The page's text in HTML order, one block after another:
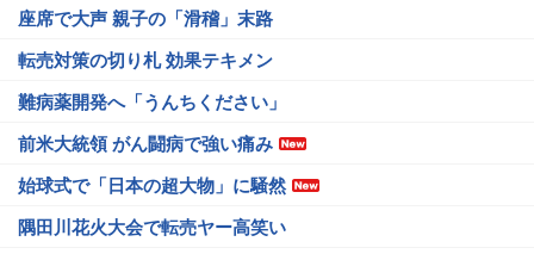
座席で大声 親子の「滑稽」末路
転売対策の切り札 効果テキメン
難病薬開発へ「うんちください」
前米大統領 がん闘病で強い痛み
始球式で「日本の超大物」に騒然
隅田川花火大会で転売ヤー高笑い